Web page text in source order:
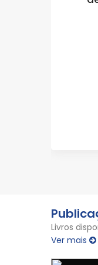
Livros
Ver mais